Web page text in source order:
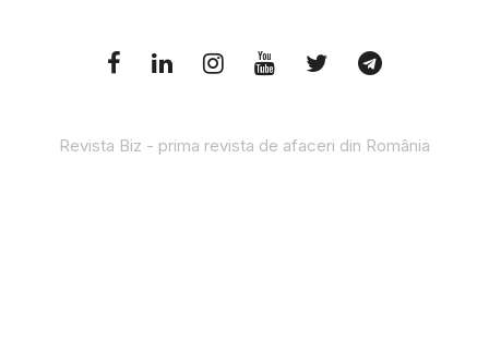
Revista Biz - prima revista de afaceri din România